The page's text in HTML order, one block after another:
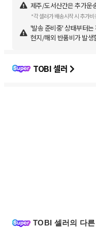
제주/도서산간은 추가운
*각 셀러가 배송시작 시 추가
'발송 준비중' 상태부터
현지/해외 반품비가 발생
TOBI 셀러
TOBI 셀러의 다